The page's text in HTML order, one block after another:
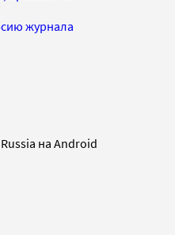
журнала
на Android